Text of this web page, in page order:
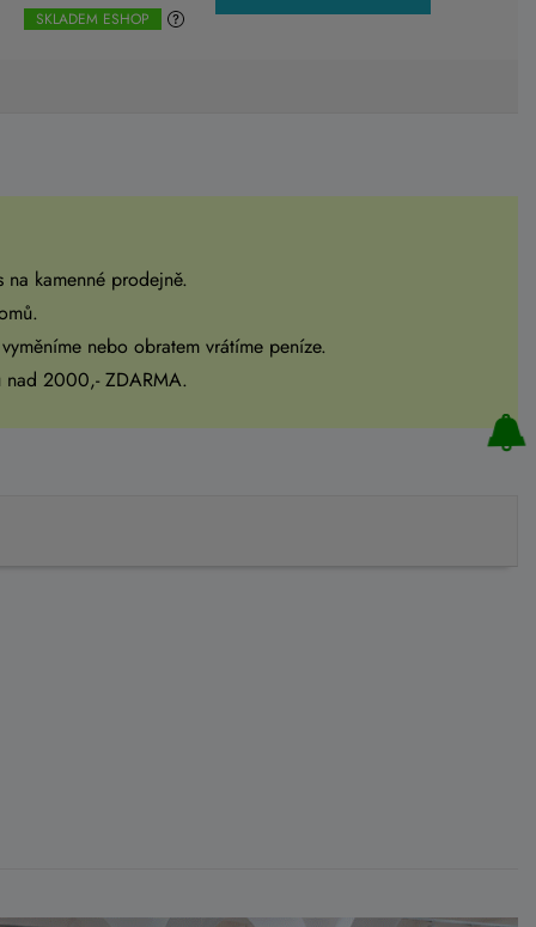
SKLADEM ESHOP
na kamenné prodejně.
nebo obratem vrátíme peníze.
nad 2000,- ZDARMA.